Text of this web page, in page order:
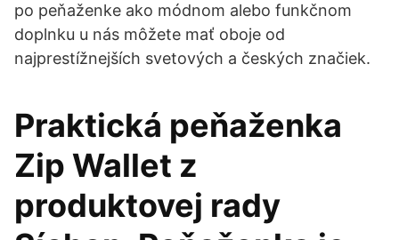
po peňaženke ako módnom alebo funkčnom
doplnku u nás môžete mať oboje od
najprestížnejších svetových a českých značiek.
Praktická peňaženka
Zip Wallet z
produktovej rady